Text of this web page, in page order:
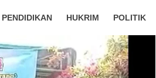
PENDIDIKAN HUKRIM POLITIK